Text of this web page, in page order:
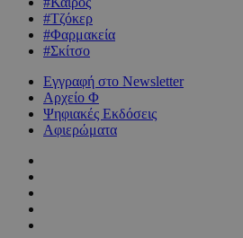
#Τζόκερ
#Φαρμακεία
#Σκίτσο
Εγγραφή στο Newsletter
Αρχείο Φ
Ψηφιακές Εκδόσεις
Αφιερώματα